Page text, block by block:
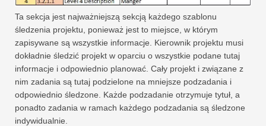
Ta sekcja jest najważniejszą sekcją każdego szablonu
śledzenia projektu, ponieważ jest to miejsce, w którym
zapisywane są wszystkie informacje. Kierownik projektu musi
dokładnie śledzić projekt w oparciu o wszystkie podane tutaj
informacje i odpowiednio planować. Cały projekt i związane z
nim zadania są tutaj podzielone na mniejsze podzadania i
odpowiednio śledzone. Każde podzadanie otrzymuje tytuł, a
ponadto zadania w ramach każdego podzadania są śledzone
indywidualnie.